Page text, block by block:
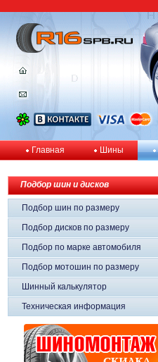
Главная Шины
Подбор шин и дисков
Подбор шин по размеру
Подбор дисков по размеру
Подбор по марке автомобиля
Подбор мотошин по размеру
Шинный калькулятор
Техническая информация